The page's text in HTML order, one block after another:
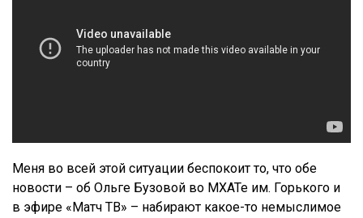
Меня во всей этой ситуации беспокоит то, что обе
новости – об Ольге Бузовой во МХАТе им. Горького и
в эфире «Матч ТВ» – набирают какое-то немыслимое